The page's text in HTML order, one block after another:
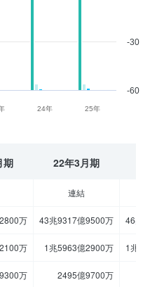
24年 25年
-60
-30
期 22年3月期
連結
万 43兆9317億9500万 46兆
万 1兆5963億2900万 1兆
万 2495億9700万